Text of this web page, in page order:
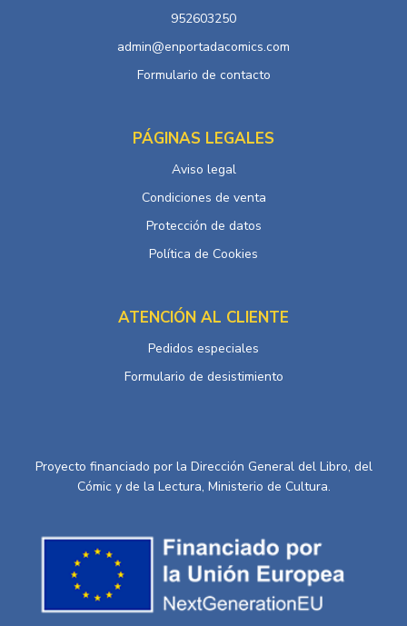
952603250
admin@enportadacomics.com
Formulario de contacto
PÁGINAS LEGALES
Aviso legal
Condiciones de venta
Protección de datos
Política de Cookies
ATENCIÓN AL CLIENTE
Pedidos especiales
Formulario de desistimiento
Proyecto financiado por la Dirección General del Libro, del
Cómic y de la Lectura, Ministerio de Cultura.